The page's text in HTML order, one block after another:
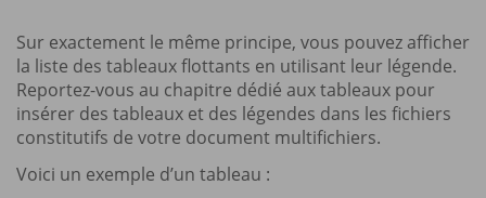
Sur exactement le même principe, vous pouvez afficher
la liste des tableaux flottants en utilisant leur légende.
Reportez-vous au chapitre dédié aux tableaux pour
insérer des tableaux et des légendes dans les fichiers
constitutifs de votre document multifichiers.
Voici un exemple d’un tableau :